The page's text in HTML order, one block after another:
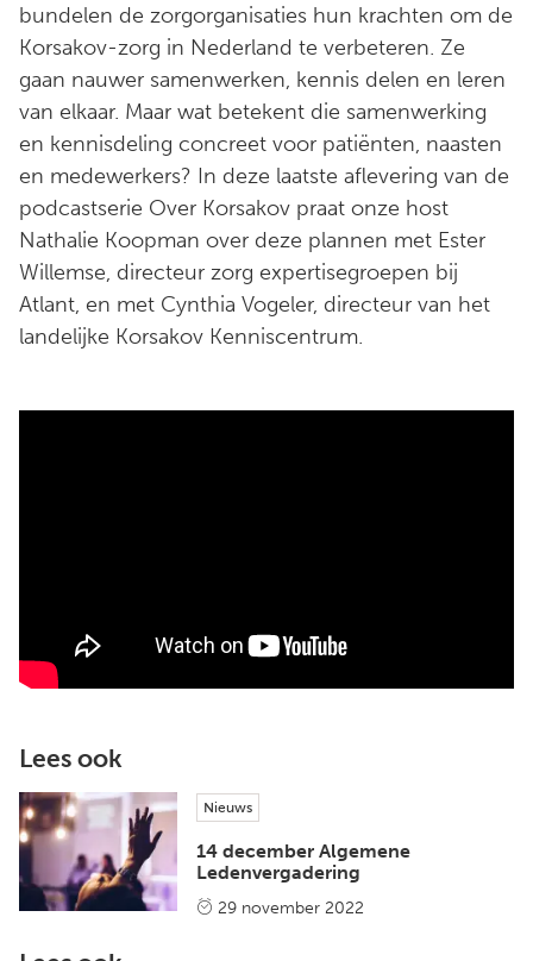
bundelen de zorgorganisaties hun krachten om de
Korsakov-zorg in Nederland te verbeteren. Ze
gaan nauwer samenwerken, kennis delen en leren
van elkaar. Maar wat betekent die samenwerking
en kennisdeling concreet voor patiënten, naasten
en medewerkers? In deze laatste aflevering van de
podcastserie Over Korsakov praat onze host
Nathalie Koopman over deze plannen met Ester
Willemse, directeur zorg expertisegroepen bij
Atlant, en met Cynthia Vogeler, directeur van het
landelijke Korsakov Kenniscentrum.
Lees ook
Nieuws
14 december Algemene
Ledenvergadering
29 november 2022